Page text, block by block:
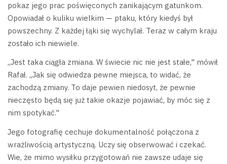
pokaz jego prac poświęconych zanikającym gatunkom.
Opowiadał o kuliku wielkim — ptaku, który kiedyś był
powszechny. Z każdej łąki się wychylał. Teraz w całym kraju
zostało ich niewiele.
„Jest taka ciągła zmiana. W świecie nic nie jest stałe," mówił
Rafał. „Jak się odwiedza pewne miejsca, to widać, że
zachodzą zmiany. To daje pewien niedosyt, że pewnie
nieczęsto będą się już takie okazje pojawiać, by móc się z
nim spotykać."
Jego fotografię cechuje dokumentalność połączona z
wrażliwością artystyczną. Uczy się obserwować i czekać.
Wie, że mimo wysiłku przygotowań nie zawsze udaje się